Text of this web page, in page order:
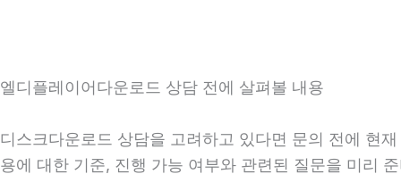
엘디플레이어다운로드 상담 전에 살펴볼 내용
디스크다운로드 상담을 고려하고 있다면 문의 전에 현
용에 대한 기준, 진행 가능 여부와 관련된 질문을 미리